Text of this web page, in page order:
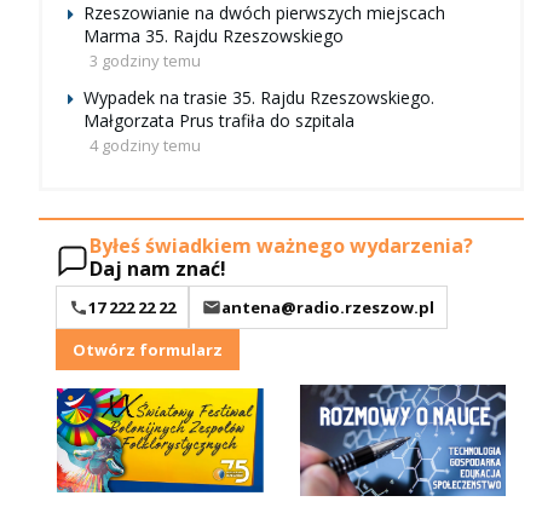
Rzeszowianie na dwóch pierwszych miejscach
Marma 35. Rajdu Rzeszowskiego
3 godziny temu
Wypadek na trasie 35. Rajdu Rzeszowskiego.
Małgorzata Prus trafiła do szpitala
4 godziny temu
Byłeś świadkiem ważnego wydarzenia?
Daj nam znać!
17 222 22 22
antena@radio.rzeszow.pl
Otwórz formularz